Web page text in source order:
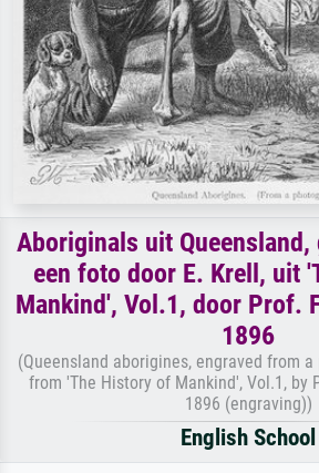
Aboriginals uit Queensland,
een foto door E. Krell, uit
Mankind', Vol.1, door Prof.
1896
(Queensland aborigines, engraved from
from 'The History of Mankind', Vol.1, by
1896 (engraving))
English School